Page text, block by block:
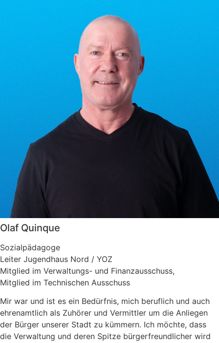
Olaf Quinque
Sozialpädagoge
Leiter Jugendhaus Nord / YOZ
Mitglied im Verwaltungs- und Finanzausschuss,
Mitglied im Technischen Ausschuss
Mir war und ist es ein Bedürfnis, mich beruflich und auch
ehrenamtlich als Zuhörer und Vermittler um die Anliegen
der Bürger unserer Stadt zu kümmern. Ich möchte, dass
die Verwaltung und deren Spitze bürgerfreundlicher wird